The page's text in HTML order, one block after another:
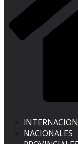
NACIONALES